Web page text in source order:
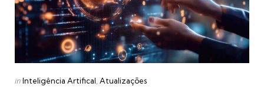
Categories
Posted
inInteligência Artifical Atualizações